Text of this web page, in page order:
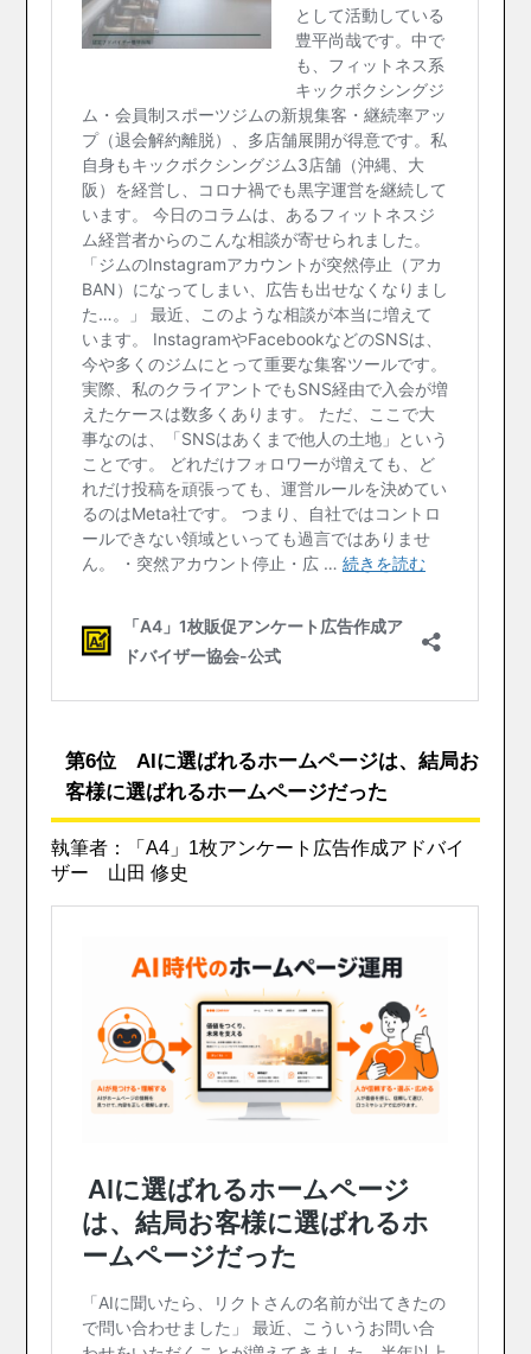
第6位 AIに選ばれるホームページは、結局お
客様に選ばれるホームページだった
執筆者：「A4」1枚アンケート広告作成アドバイ
ザー 山田 修史